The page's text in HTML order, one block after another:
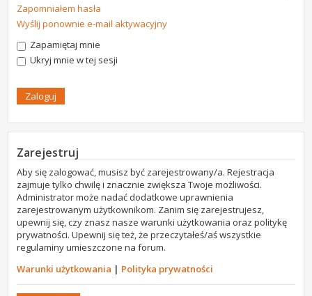
Zapomniałem hasła
Wyślij ponownie e-mail aktywacyjny
Zapamiętaj mnie
Ukryj mnie w tej sesji
Zarejestruj
Aby się zalogować, musisz być zarejestrowany/a. Rejestracja
zajmuje tylko chwilę i znacznie zwiększa Twoje możliwości.
Administrator może nadać dodatkowe uprawnienia
zarejestrowanym użytkownikom. Zanim się zarejestrujesz,
upewnij się, czy znasz nasze warunki użytkowania oraz politykę
prywatności. Upewnij się też, że przeczytałeś/aś wszystkie
regulaminy umieszczone na forum.
Warunki użytkowania | Polityka prywatności